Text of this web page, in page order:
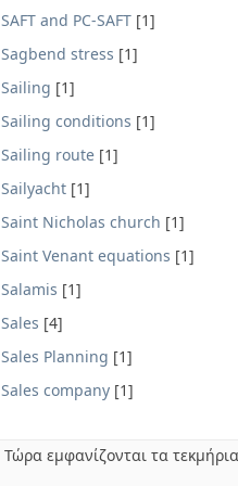
SAFT and PC-SAFT [1]
Sagbend stress [1]
Sailing [1]
Sailing conditions [1]
Sailing route [1]
Sailyacht [1]
Saint Nicholas church [1]
Saint Venant equations [1]
Salamis [1]
Sales [4]
Sales Planning [1]
Sales company [1]
Τώρα εμφανίζονται τα